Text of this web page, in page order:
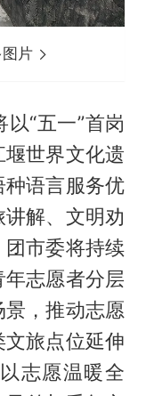
片
“五一”首岗
世界文化遗
语言服务优
解、文明劝
市委将持续
志愿者分层
，推动志愿
旅点位延伸
志愿温暖全